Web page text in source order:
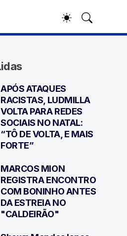
APÓS ATAQUES
RACISTAS, LUDMILLA
VOLTA PARA REDES
SOCIAIS NO NATAL:
“TÔ DE VOLTA, E MAIS
FORTE”
MARCOS MION
REGISTRA ENCONTRO
COM BONINHO ANTES
DA ESTREIA NO
"CALDEIRÃO"